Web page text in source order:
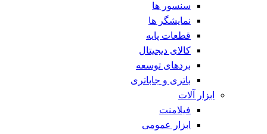
سنسور ها
نمایشگر ها
قطعات پایه
کالای دیجیتال
بردهای توسعه
باتری و جاباتری
ابزار آلات
فیلامنت
ابزار عمومی